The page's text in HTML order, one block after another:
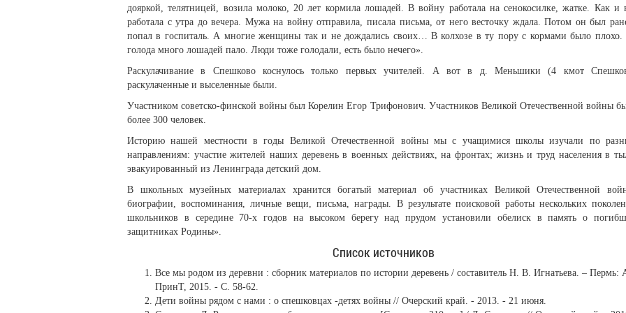
дояркой, телятницей, возила молоко, 20 лет кормила лошадей. В войну работала на сенокосилке, жатке. Как и
работала с утра до вечера. Мужа на войну отправила, писала письма, от него весточку ждала. Потом он был
попал в госпиталь. А многие женщины так и не дождались своих… В колхозе в ту пору с кормами было плохо.
голода много лошадей пало. Люди тоже голодали, есть было нечего».
Раскулачивание в Спешково коснулось только первых учителей. А вот в д. Меньшики (4 кмот
раскулаченные и выселенные были.
Участником советско-финской войны был Корелин Егор Трифонович. Участников Великой Отечественной войны
более 300 человек.
Историю нашей местности в годы Великой Отечественной войны мы с учащимися школы изучали по
направлениям: участие жителей наших деревень в военных действиях, на фронтах; жизнь и труд населения в
эвакуированный из Ленинграда детский дом.
В школьных музейных материалах хранится богатый материал об участниках Великой Отечественной
биографии, воспоминания, личные вещи, письма, награды. В результате поисковой работы нескольких
школьников в середине 70-х годов на высоком берегу над прудом установили обелиск в память о
защитниках Родины».
Список источников
Все мы родом из деревни : сборник материалов по истории деревень / составитель Н. В. Игнатьева. – Пермь:
ПринТ, 2015. - С. 58-62.
Дети войны рядом с нами : о спешковцах -детях войны // Очерский край. - 2013. - 21 июня.